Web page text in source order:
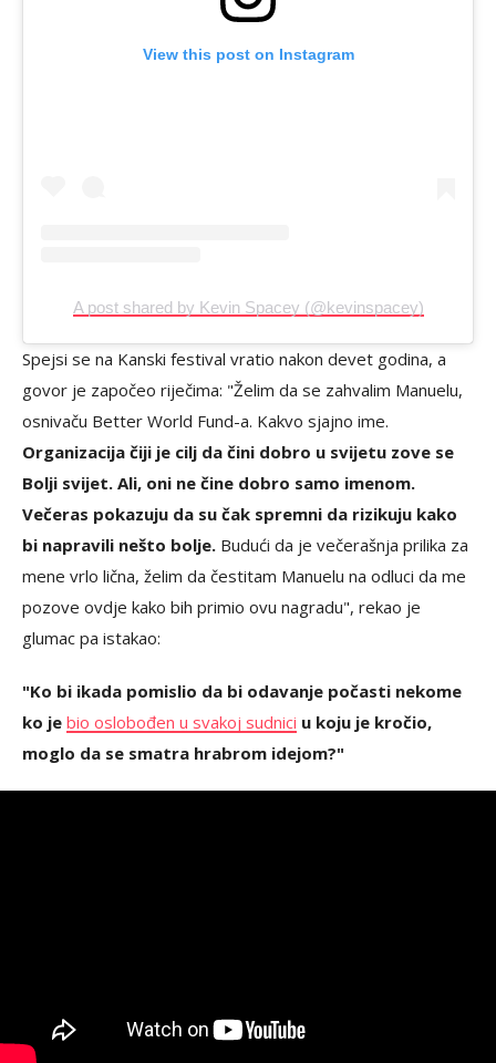
View this post on Instagram
A post shared by Kevin Spacey (@kevinspacey)
Spejsi se na Kanski festival vratio nakon devet godina, a
govor je započeo riječima: "Želim da se zahvalim Manuelu,
osnivaču Better World Fund-a. Kakvo sjajno ime.
Organizacija čiji je cilj da čini dobro u svijetu zove se
Bolji svijet. Ali, oni ne čine dobro samo imenom.
Večeras pokazuju da su čak spremni da rizikuju kako
bi napravili nešto bolje. Budući da je večerašnja prilika za
mene vrlo lična, želim da čestitam Manuelu na odluci da me
pozove ovdje kako bih primio ovu nagradu", rekao je
glumac pa istakao:
"Ko bi ikada pomislio da bi odavanje počasti nekome
ko je bio oslobođen u svakoj sudnici u koju je kročio,
moglo da se smatra hrabrom idejom?"